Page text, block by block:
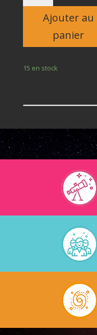
Enfant
Ajouter au
panier
15 en stock